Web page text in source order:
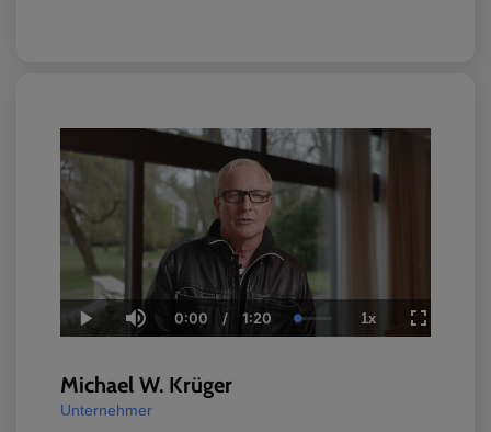
Play Mute
Current
Time
0:00 / Duration
1:20 Loaded
0.00%
1xPlayback
Rate
Fullscreen
Michael W. Krüger
Unternehmer